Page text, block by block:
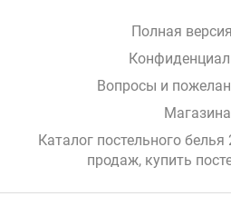
Полная
Вопросы и
Каталог постельного
продаж, купить